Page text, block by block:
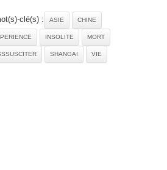
clé(s) : ASIE CHINE
INSOLITE MORT
SHANGAI VIE